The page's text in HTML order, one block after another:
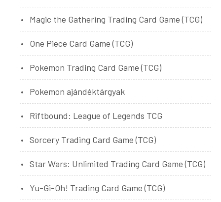
Magic the Gathering Trading Card Game (TCG)
One Piece Card Game (TCG)
Pokemon Trading Card Game (TCG)
Pokemon ajándéktárgyak
Riftbound: League of Legends TCG
Sorcery Trading Card Game (TCG)
Star Wars: Unlimited Trading Card Game (TCG)
Yu-Gi-Oh! Trading Card Game (TCG)